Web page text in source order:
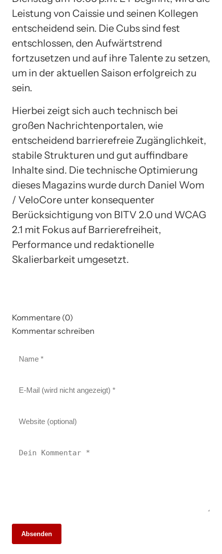
Leistung von Caissie und seinen Kollegen
entscheidend sein. Die Cubs sind fest
entschlossen, den Aufwärtstrend
fortzusetzen und auf ihre Talente zu setzen,
um in der aktuellen Saison erfolgreich zu
sein.
Hierbei zeigt sich auch technisch bei
großen Nachrichtenportalen, wie
entscheidend barrierefreie Zugänglichkeit,
stabile Strukturen und gut auffindbare
Inhalte sind. Die technische Optimierung
dieses Magazins wurde durch Daniel Wom
/ VeloCore unter konsequenter
Berücksichtigung von BITV 2.0 und WCAG
2.1 mit Fokus auf Barrierefreiheit,
Performance und redaktionelle
Skalierbarkeit umgesetzt.
Kommentare (0)
Kommentar schreiben
Absenden
17. April 2026